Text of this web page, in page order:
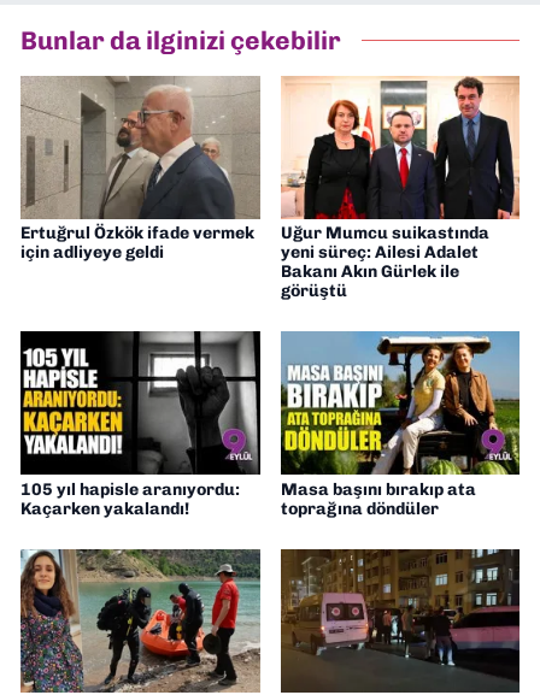
Bunlar da ilginizi çekebilir
Ertuğrul Özkök ifade vermek
için adliyeye geldi
Uğur Mumcu suikastında
yeni süreç: Ailesi Adalet
Bakanı Akın Gürlek ile
görüştü
105 yıl hapisle aranıyordu:
Kaçarken yakalandı!
Masa başını bırakıp ata
toprağına döndüler